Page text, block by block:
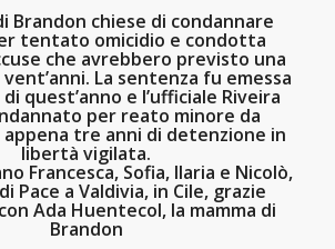
Brandon chiese di condannare
tentato omicidio e condotta
che avrebbero previsto una
La sentenza fu emessa
quest’anno e l’ufficiale Riveira
per reato minore da
tre anni di detenzione in
libertà vigilata.
Francesca, Sofia, Ilaria e Nicolò,
Pace a Valdivia, in Cile, grazie
Ada Huentecol, la mamma di
Brandon